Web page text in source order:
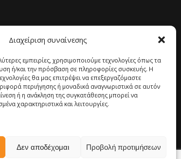
Διαχείριση συναίνεσης
εμπειρίες, χρησιμοποιούμε τεχνολογίες όπως τα
ή/και την πρόσβαση σε πληροφορίες συσκευής. Η
θα μας επιτρέψει να επεξεργαζόμαστε
περιήγησης ή μοναδικά αναγνωριστικά σε αυτόν
ή η ανάκληση της συγκατάθεσης μπορεί να
χαρακτηριστικά και λειτουργίες.
Δεν αποδέχομαι Προβολή προτιμήσεων